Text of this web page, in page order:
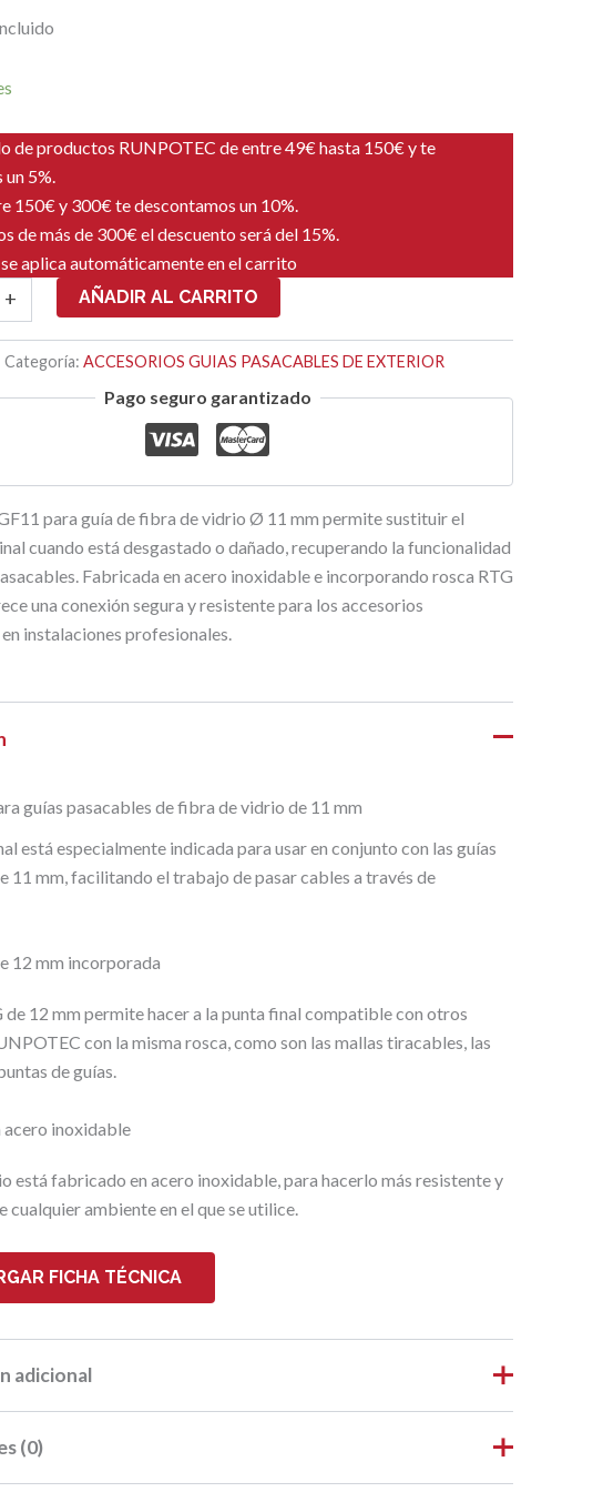
de productos RUNPOTEC de entre 49€ hasta 150€ y te
5%.
150€ y 300€ te descontamos un 10%.
de más de 300€ el descuento será del 15%.
aplica automáticamente en el carrito
+ AÑADIR AL CARRITO
Categoría: ACCESORIOS GUIAS PASACABLES DE EXTERIOR
Pago seguro garantizado
para guía de fibra de vidrio Ø 11 mm permite sustituir el
cuando está desgastado o dañado, recuperando la funcionalidad
Fabricada en acero inoxidable e incorporando rosca RTG
una conexión segura y resistente para los accesorios
instalaciones profesionales.
guías pasacables de fibra de vidrio de 11 mm
está especialmente indicada para usar en conjunto con las guías
11 mm, facilitando el trabajo de pasar cables a través de
12 mm incorporada
de 12 mm permite hacer a la punta final compatible con otros
con la misma rosca, como son las mallas tiracables, las
de guías.
acero inoxidable
está fabricado en acero inoxidable, para hacerlo más resistente y
cualquier ambiente en el que se utilice.
FICHA TÉCNICA
adicional
(0)